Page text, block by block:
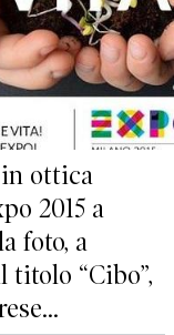
ottica
2015 a
foto, a
titolo “Cibo”,